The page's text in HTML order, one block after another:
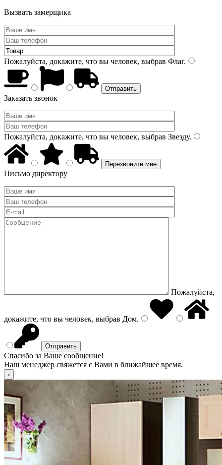
Вызвать замерщика
Пожалуйста, докажите, что вы человек, выбрав Флаг.
Заказать звонок
Пожалуйста, докажите, что вы человек, выбрав Звезду.
Письмо директору
Пожалуйста,
докажите, что вы человек, выбрав Дом.
Спасибо за Ваше сообщение!
Наш менеджер свяжется с Вами в ближайшее время.